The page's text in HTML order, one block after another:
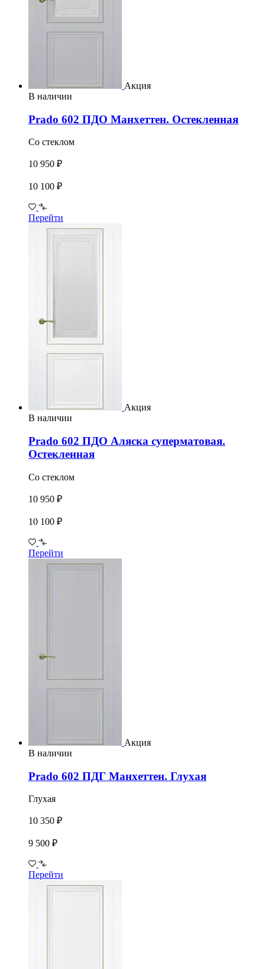
Акция
В наличии
Prado 602 ПДО Манхеттен. Остекленная
Со стеклом
10 950 ₽
10 100 ₽
Перейти
Акция
В наличии
Prado 602 ПДО Аляска суперматовая.
Остекленная
Со стеклом
10 950 ₽
10 100 ₽
Перейти
Акция
В наличии
Prado 602 ПДГ Манхеттен. Глухая
Глухая
10 350 ₽
9 500 ₽
Перейти